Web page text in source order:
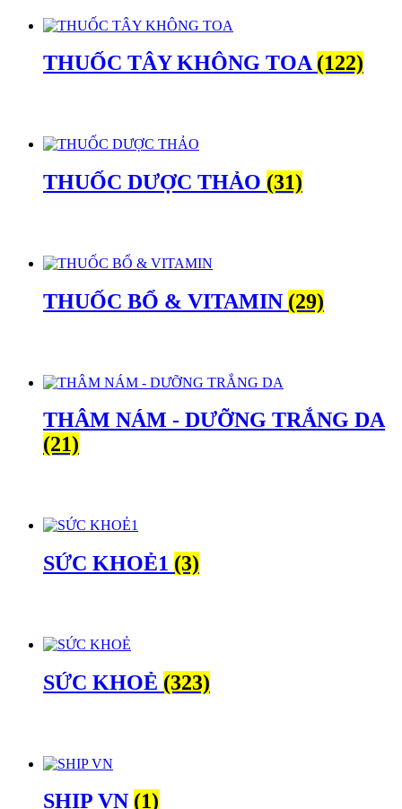
THUỐC TÂY KHÔNG TOA(122)
THUỐC DƯỢC THẢO (31)
THUỐC BỔ & VITAMIN (29)
THÂM NÁM - DƯỠNG TRẮNG DA
(21)
SỨC KHOẺ1 (3)
SỨC KHOẺ (323)
SHIP VN (1)